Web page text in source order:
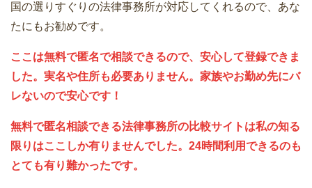
国の選りすぐりの法律事務所が対応してくれるので、あな
たにもお勧めです。
ここは無料で匿名で相談できるので、安心して登録できま
した。実名や住所も必要ありません。家族やお勤め先にバ
レないので安心です！
無料で匿名相談できる法律事務所の比較サイトは私の知る
限りはここしか有りませんでした。24時間利用できるのも
とても有り難かったです。